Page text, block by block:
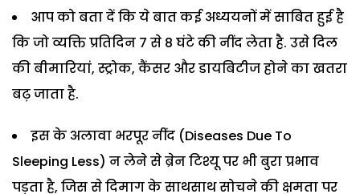
आप को बता दें कि ये बात कई अध्ययनों में साबित हुई है
कि जो व्यक्ति प्रतिदिन 7 से 8 घंटे की नींद लेता है. उसे दिल
की बीमारियां, स्ट्रोक, कैंसर और डायबिटीज होने का खतरा
बढ़ जाता है.
इस के अलावा भरपूर नींद (Diseases Due To
Sleeping Less) न लेने से ब्रेन टिश्यू पर भी बुरा प्रभाव
पड़ता है, जिस से दिमाग के साथसाथ सोचने की क्षमता पर